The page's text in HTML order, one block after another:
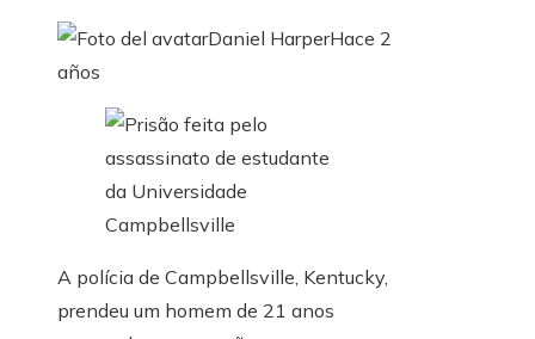
Daniel HarperHace 2
años
A polícia de Campbellsville, Kentucky,
prendeu um homem de 21 anos